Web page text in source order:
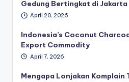
Gedung Bertingkat di Jakarta
April 20, 2026
Indonesia’s Coconut
Export Commodity
April 7, 2026
Mengapa Lonjakan Komplain